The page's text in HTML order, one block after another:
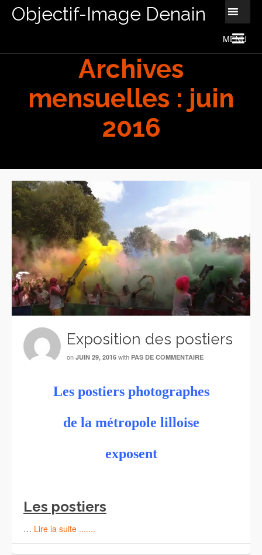
Objectif-Image Denain
Archives
mensuelles : juin
2016
Exposition des postiers
on JUIN 29, 2016 with PAS DE COMMENTAIRE
Les postiers photographes
de la métropole lilloise
exposent
Les postiers
… Lire la suite .......